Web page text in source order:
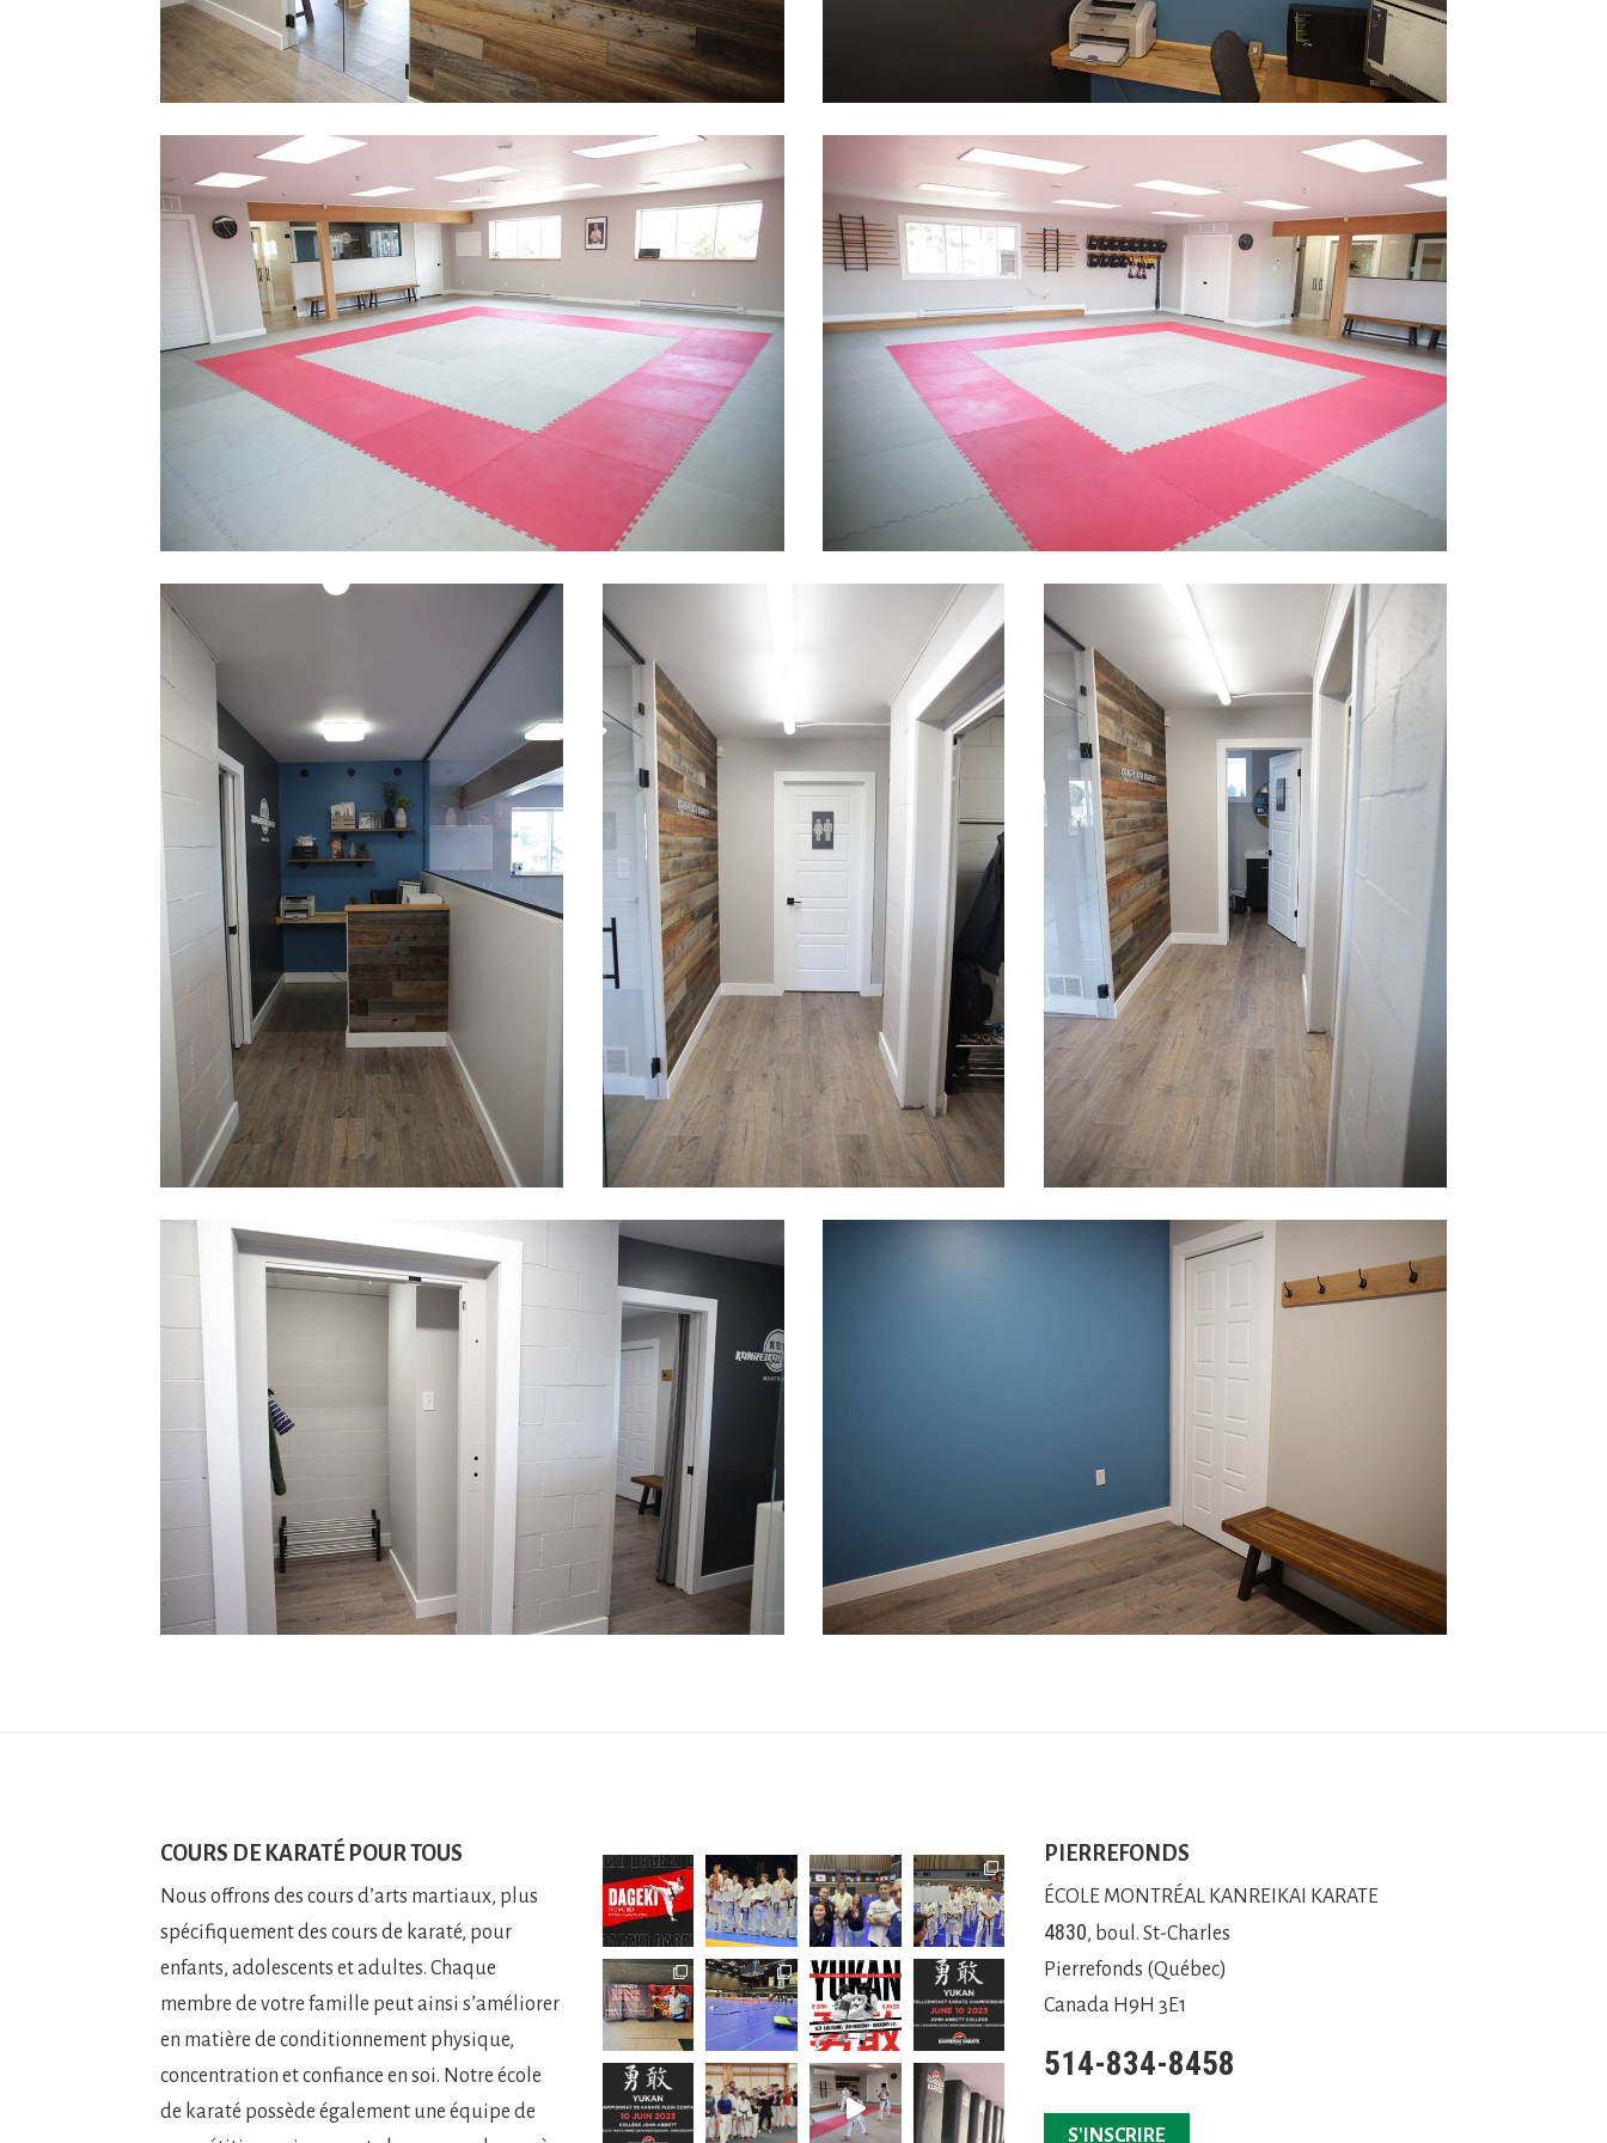
COURS DE KARATÉ POUR TOUS
Nous offrons des cours d’arts martiaux, plus
spécifiquement des cours de karaté, pour
enfants, adolescents et adultes. Chaque
membre de votre famille peut ainsi s’améliorer
en matière de conditionnement physique,
concentration et confiance en soi. Notre école
de karaté possède également une équipe de
PIERREFONDS
ÉCOLE MONTRÉAL KANREIKAI KARATE
4830, boul. St-Charles
Pierrefonds (Québec)
Canada H9H 3E1
514-834-8458
S'INSCRIRE